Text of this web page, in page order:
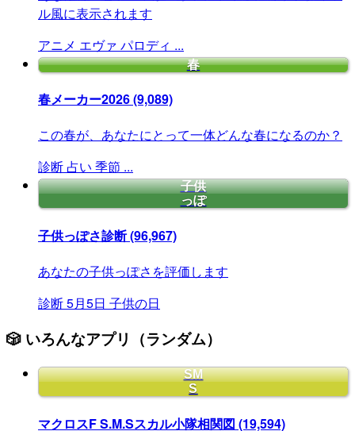
ル風に表示されます
アニメ エヴァ パロディ ...
春
春メーカー2026(9,089)
この春が、あなたにとって一体どんな春になるのか？
診断 占い 季節 ...
子供
っぽ
子供っぽさ診断(96,967)
あなたの子供っぽさを評価します
診断5月5日 子供の日
🎲 いろんなアプリ（ランダム）
SM
S
マクロスF S.M.Sスカル小隊相関図 (19,594)